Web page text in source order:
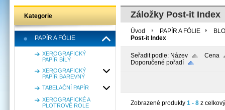
Kategorie
PAPÍR A FÓLIE
XEROGRAFICKÝ
PAPÍR BÍLÝ
XEROGRAFICKÝ
PAPÍR BAREVNÝ
TABELAČNÍ PAPÍR
XEROGRAFICKÉ A
PLOTROVÉ ROLE
Záložky Post-it Index
Úvod PAPÍR A FÓLIE
Post-it Index
Seřadit podle: Název
Cena
Doporučené pořadí
Zobrazené produkty 1 - 8 z